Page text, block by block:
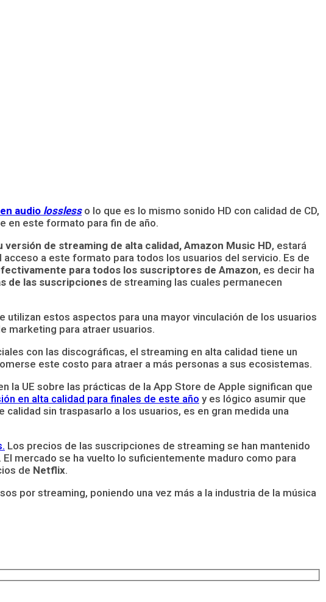
audio losslesso lo que es lo mismo sonido HD con calidad de CD,
en este formato para fin de año.
de streaming de alta calidad, Amazon Music HD, estará
a este formato para todos los usuarios del servicio. Es de
para todos los suscriptores de Amazon, es decir ha
de las suscripciones de streaming las cuales permanecen
estos aspectos para una mayor vinculación de los usuarios
marketing para atraer usuarios.
con las discográficas, el streaming en alta calidad tiene un
este costo para atraer a más personas a sus ecosistemas.
la UE sobre las prácticas de la App Store de Apple significan que
en alta calidad para finales de este año y es lógico asumir que
sin traspasarlo a los usuarios, es en gran medida una
Los precios de las suscripciones de streaming se han mantenido
mercado se ha vuelto lo suficientemente maduro como para
de Netflix.
por streaming, poniendo una vez más a la industria de la música